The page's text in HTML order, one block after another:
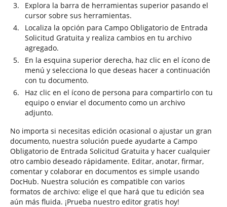
Explora la barra de herramientas superior pasando el
cursor sobre sus herramientas.
Localiza la opción para Campo Obligatorio de Entrada
Solicitud Gratuita y realiza cambios en tu archivo
agregado.
En la esquina superior derecha, haz clic en el ícono de
menú y selecciona lo que deseas hacer a continuación
con tu documento.
Haz clic en el ícono de persona para compartirlo con tu
equipo o enviar el documento como un archivo
adjunto.
No importa si necesitas edición ocasional o ajustar un gran
documento, nuestra solución puede ayudarte a Campo
Obligatorio de Entrada Solicitud Gratuita y hacer cualquier
otro cambio deseado rápidamente. Editar, anotar, firmar,
comentar y colaborar en documentos es simple usando
DocHub. Nuestra solución es compatible con varios
formatos de archivo: elige el que hará que tu edición sea
aún más fluida. ¡Prueba nuestro editor gratis hoy!